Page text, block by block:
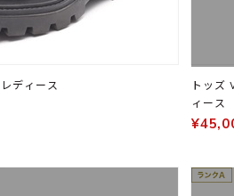
ディース
トッズ
ィース